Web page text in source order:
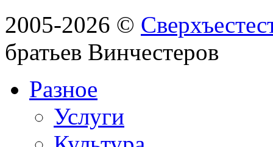
2005-2026 ©
братьев Винчестеров
Разное
Услуги